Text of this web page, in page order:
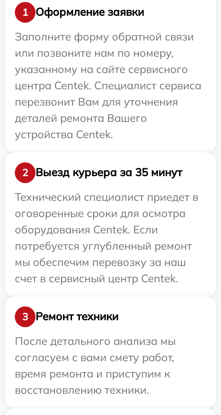
1
Оформление заявки
Заполните форму обратной связи
или позвоните нам по номеру,
указанному на сайте сервисного
центра Centek. Специалист сервиса
перезвонит Вам для уточнения
деталей ремонта Вашего
устройства Centek.
2
Выезд курьера за 35 минут
Технический специалист приедет в
оговоренные сроки для осмотра
оборудования Centek. Если
потребуется углубленный ремонт
мы обеспечим перевозку за наш
счет в сервисный центр Centek.
3
Ремонт техники
После детального анализа мы
согласуем с вами смету работ,
время ремонта и приступим к
восстановлению техники.